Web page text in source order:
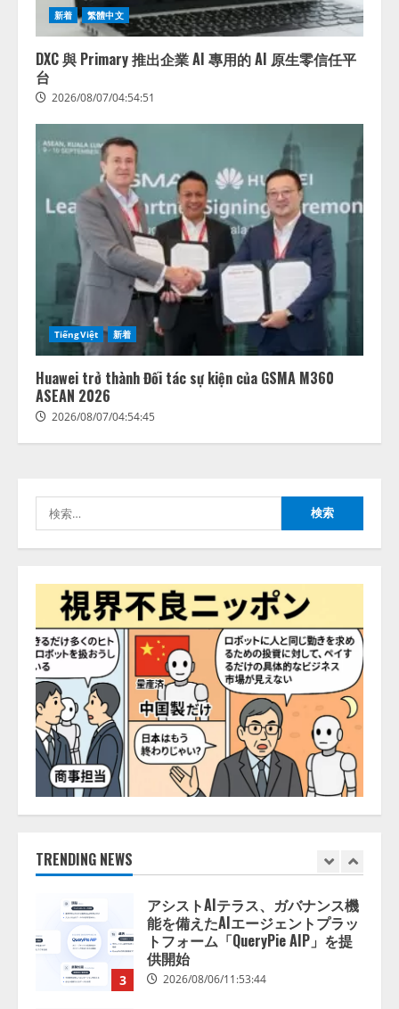
新着 繁體中文
DXC 與 Primary 推出企業 AI 專用的 AI 原生零信任平
台
2026/08/07/04:54:51
TiếngViệt 新着
Huawei trở thành Đối tác sự kiện của GSMA M360
ASEAN 2026
2026/08/07/04:54:45
索:
TRENDING NEWS
藤原竜也がAIで組織の改善点を見
抜く！ SKYSEA Client View 新テ
レビCM公開！ 新オプション！ AI
が組織の業務実態を分析し労務改
善を支援。 藤原竜也メイキング
動画公開 「もしAIが自分を分析し
たら、すぐ休めと言われる自信が
ある」「昨年の夏はカブトムシを
捕まえたり、虫と戦ったり…」
2026/08/06/14:54:31
アシストAIテラス、ガバナンス機
能を備えたAIエージェントプラッ
トフォーム「QueryPie AIP」を提
供開始
レアラ、『AIはどの法律事務所を
を実施
5
創を推進する 「Agentic IoT Lab」
を設立
2026/08/06/11:53:44
1
AI駆動開発の推進に向けて
「TinhVan Technologies JSC.」と業
務提携
2026/08/06/14:54:32
2
藤原竜也がAIで組織の改善点を見
抜く！ SKYSEA Client View 新テ
レビCM公開！ 新オプション！ AI
善を支援。 藤原竜也メイキング
動画公開 「もしAIが自分を分析し
ある」「昨年の夏はカブトムシを
捕まえたり、虫と戦ったり…」
2026/08/06/14:54:31
3
アシストAIテラス、ガバナンス機
能を備えたAIエージェントプラッ
トフォーム「QueryPie AIP」を提
供開始
2026/08/06/11:53:44